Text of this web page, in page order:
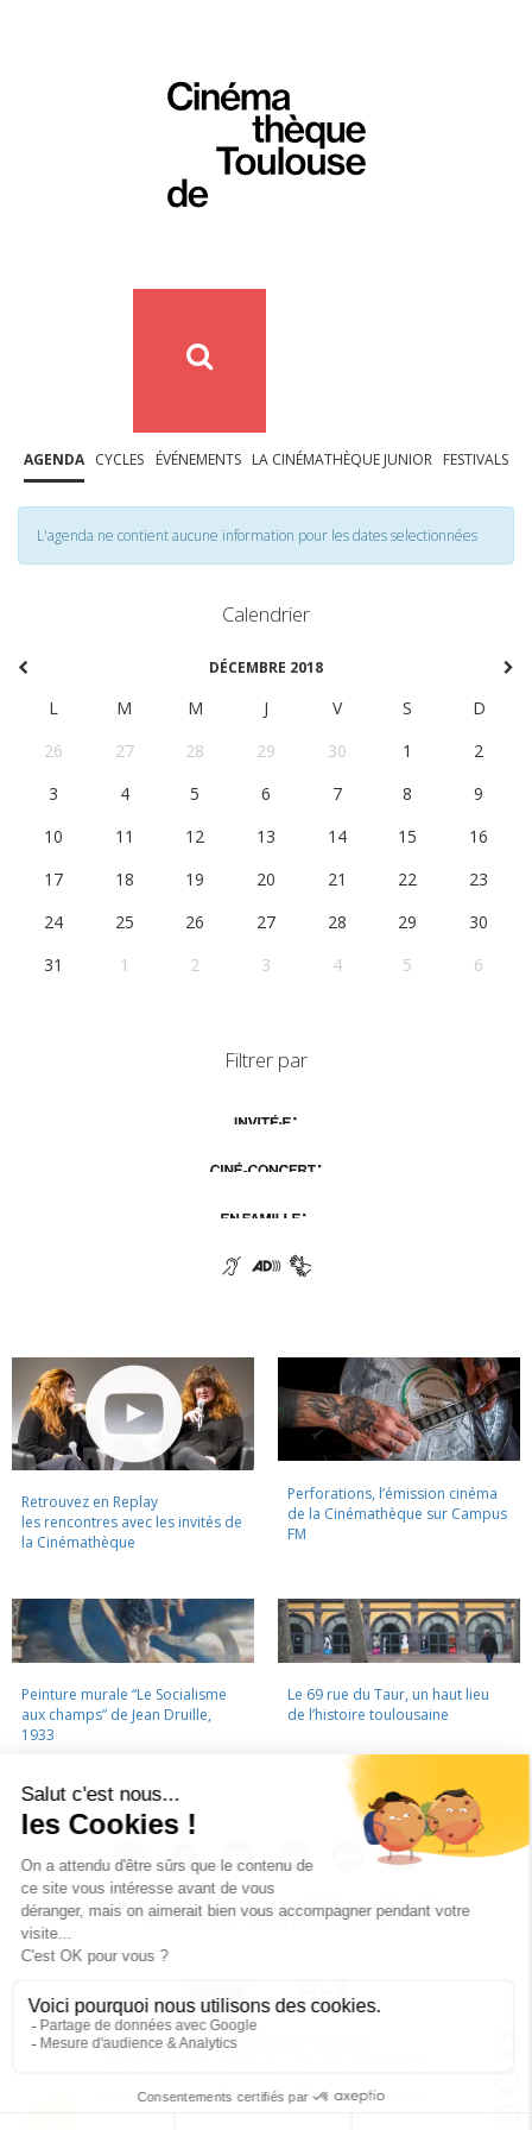
AGENDA CYCLES ÉVÉNEMENTS LA CINÉMATHÈQUE JUNIOR FESTIVALS
L'agenda ne contient aucune information pour les dates selectionnées
Calendrier
DÉCEMBRE 2018
L M M J V S
D
26
27 28 29 30 1
2
3
4 5 6 7 8
9
10
11 12 13 14 15
16
17
18 19 20 21 22
23
24
25 26 27 28 29
30
31
1 2 3 4 5 6
Filtrer par
Retrouvez en Replay
les rencontres avec les invités de
la Cinémathèque
Perforations, l’émission cinéma
de la Cinémathèque sur Campus
FM
Peinture murale “Le Socialisme
aux champs” de Jean Druille,
1933
Le 69 rue du Taur, un haut lieu
de l’histoire toulousaine
LA CINÉMATHÈQUE · CONTACTS · LETTRE D'INFORMATION ·
PARTENAIRES · MENTIONS LÉGALES
La Cinémathèque de Toulouse
La Cinémathèque de Toulouse © 2015. Tous droits réservés.